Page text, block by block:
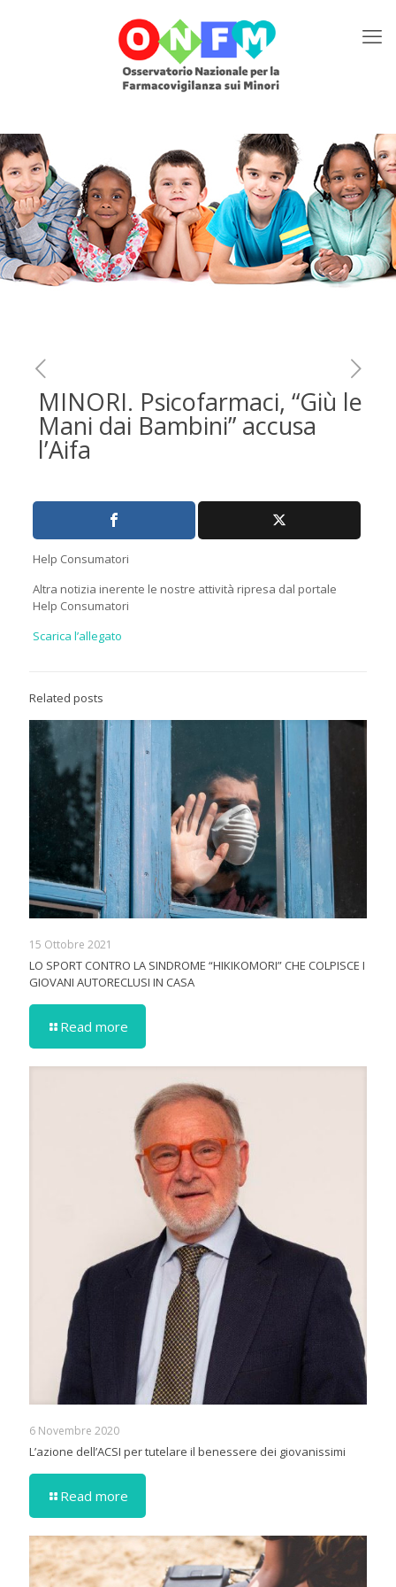
MINORI. Psicofarmaci, “Giù le
Mani dai Bambini” accusa
l’Aifa
Help Consumatori
Altra notizia inerente le nostre attività ripresa dal portale
Help Consumatori
Scarica l’allegato
Related posts
15 Ottobre 2021
LO SPORT CONTRO LA SINDROME “HIKIKOMORI” CHE COLPISCE I
GIOVANI AUTORECLUSI IN CASA
Read more
6 Novembre 2020
L’azione dell’ACSI per tutelare il benessere dei giovanissimi
Read more